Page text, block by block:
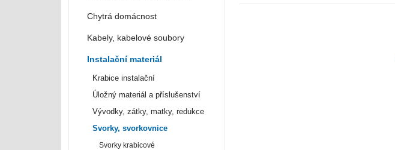
Chytrá domácnost
Kabely, kabelové soubory
Instalační materiál
Krabice instalační
Úložný materiál a příslušenství
Vývodky, zátky, matky, redukce
Svorky, svorkovnice
Svorky krabicové